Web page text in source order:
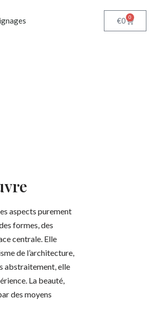
€0 0
aspects purement
formes, des
centrale. Elle
de l’architecture,
abstraitement, elle
La beauté,
des moyens